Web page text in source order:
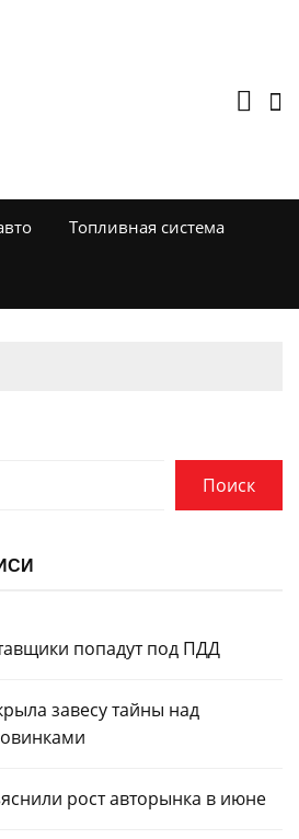
Топливная система
Поиск
попадут под ПДД
завесу тайны над
рост авторынка в июне